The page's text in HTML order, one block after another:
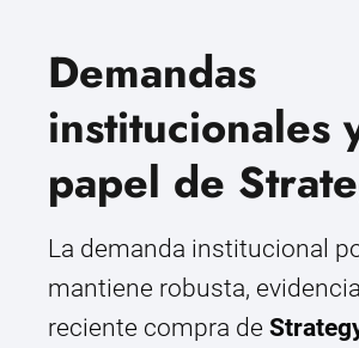
Demandas
institucionales
papel de
La demanda institucional
mantiene robusta,
reciente compra de